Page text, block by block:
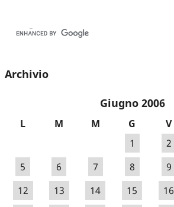
Archivio
Giugno 2006
L M M G V
1
2
5
6 7 8 9
12
13 14 15 16